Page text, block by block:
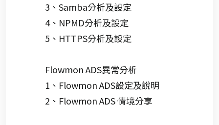
3、Samba分析及設定
4、NPMD分析及設定
5、HTTPS分析及設定
Flowmon ADS異常分析
1、Flowmon ADS設定及說明
2、Flowmon ADS 情境分享